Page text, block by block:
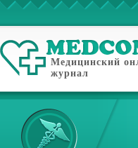
Медицинский
журнал